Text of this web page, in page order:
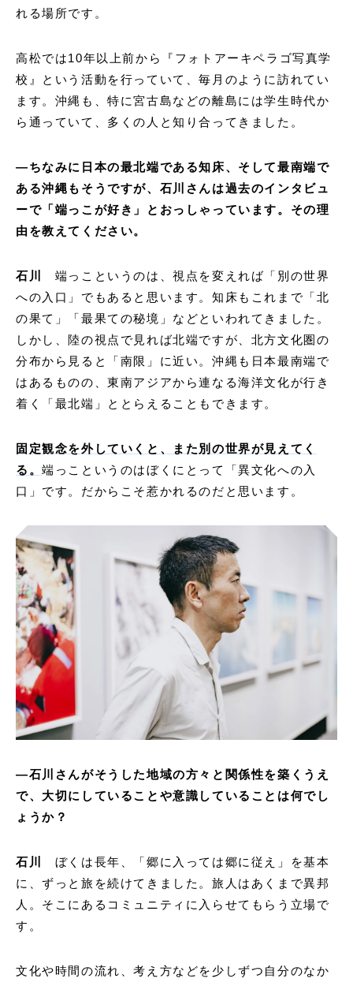
れる場所です。
高松では10年以上前から『フォトアーキペラゴ写真学
校』という活動を行っていて、毎月のように訪れてい
ます。沖縄も、特に宮古島などの離島には学生時代か
ら通っていて、多くの人と知り合ってきました。
―ちなみに日本の最北端である知床、そして最南端で
ある沖縄もそうですが、石川さんは過去のインタビュ
ーで「端っこが好き」とおっしゃっています。その理
由を教えてください。
石川
端っこというのは、視点を変えれば「別の世界
への入口」でもあると思います。知床もこれまで「北
の果て」「最果ての秘境」などといわれてきました。
しかし、陸の視点で見れば北端ですが、北方文化圏の
分布から見ると「南限」に近い。沖縄も日本最南端で
はあるものの、東南アジアから連なる海洋文化が行き
着く「最北端」ととらえることもできます。
固定観念を外していくと、また別の世界が見えてく
る。端っこというのはぼくにとって「異文化への入
口」です。だからこそ惹かれるのだと思います。
―石川さんがそうした地域の方々と関係性を築くうえ
で、大切にしていることや意識していることは何でし
ょうか？
石川
ぼくは長年、「郷に入っては郷に従え」を基本
に、ずっと旅を続けてきました。旅人はあくまで異邦
人。そこにあるコミュニティに入らせてもらう立場で
す。
文化や時間の流れ、考え方などを少しずつ自分のなか